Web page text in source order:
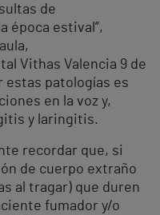
de
época estival”,
Vithas Valencia 9 de
estas patologías es
en la voz y,
y laringitis.
recordar que, si
de cuerpo extraño
al tragar) que duren
fumador y/o